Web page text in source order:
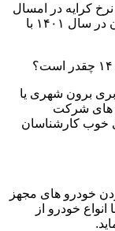
کرایه در امسال
خبر داد و به تصویب نیز رسید.نرخ کرایه کامیون در سال ۱۴۰۱ با
برون شهری یا
های شرکت
های خوب کارشناسان
خودرو های مجهز
انواع خودرو از